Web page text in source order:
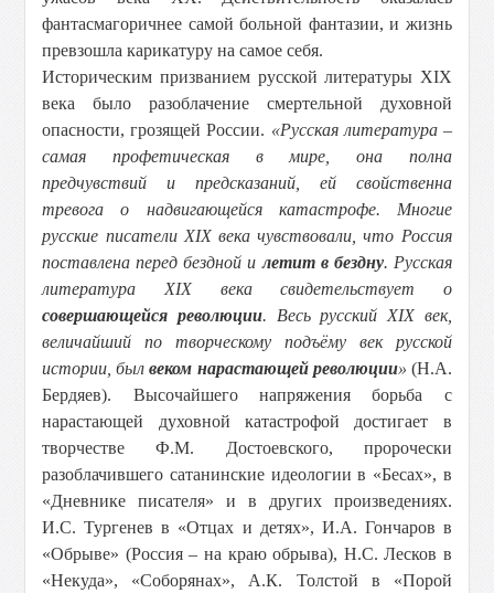
фантасмагоричнее самой больной фантазии, и жизнь
превзошла карикатуру на самое себя.
Историческим призванием русской литературы XIX
века было разоблачение смертельной духовной
опасности, грозящей России. «Русская литература –
самая профетическая в мире, она полна
предчувствий и предсказаний, ей свойственна
тревога о надвигающейся катастрофе. Многие
русские писатели XIXвека чувствовали, что Россия
поставлена перед бездной илетит в бездну. Русская
литература XIXвека свидетельствует о
совершающейся революции. Весь русский XIXвек,
величайший по творческому подъёму век русской
истории, былвеком нарастающей революции» (Н.А.
Бердяев). Высочайшего напряжения борьба с
нарастающей духовной катастрофой достигает в
творчестве Ф.М. Достоевского, пророчески
разоблачившего сатанинские идеологии в «Бесах», в
«Дневнике писателя» и в других произведениях.
И.С. Тургенев в «Отцах и детях», И.А. Гончаров в
«Обрыве» (Россия – на краю обрыва), Н.С. Лесков в
«Некуда», «Соборянах», А.К. Толстой в «Порой